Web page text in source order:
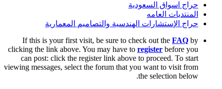
حراج اسواق السعودية
المنتديات العامه
حراج الإستشارات الهندسية والتصاميم المعمارية
If this is your first visit, be sure to check out the FAQ by
clicking the link above. You may have to register before you
can post: click the register link above to proceed. To start
viewing messages, select the forum that you want to visit from
the selection below.